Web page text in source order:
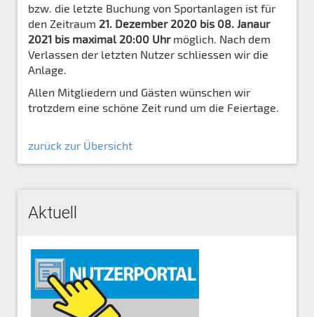
bzw. die letzte Buchung von Sportanlagen ist für
den Zeitraum 21. Dezember 2020 bis 08. Janaur
2021 bis maximal 20:00 Uhrmöglich. Nach dem
Verlassen der letzten Nutzer schliessen wir die
Anlage.
Allen Mitgliedern und Gästen wünschen wir
trotzdem eine schöne Zeit rund um die Feiertage.
zurück zur Übersicht
Aktuell